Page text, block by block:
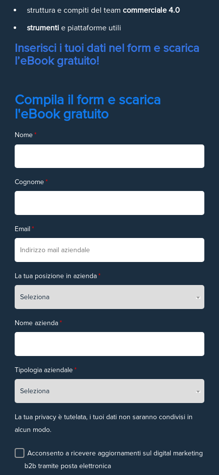
struttura e compiti del team commerciale 4.0
strumenti e piattaforme utili
Inserisci i tuoi dati nel form e scarica
l’eBook gratuito!
Compila il form e scarica
l'eBook gratuito
Nome*
Cognome*
Email *
La tua posizione in azienda*
Nome azienda*
Tipologia aziendale*
La tua privacy è tutelata, i tuoi dati non saranno condivisi in
alcun modo.
Acconsento a ricevere aggiornamenti sul digital marketing
b2b tramite posta elettronica